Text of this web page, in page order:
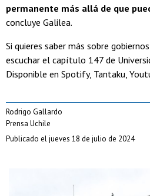
permanente más allá de que
concluye Galilea.
Si quieres saber más sobre
escuchar el capítulo 147 de
Disponible en Spotify, Tantaku,
Rodrigo Gallardo
Prensa Uchile
Publicado el jueves 18 de julio de 2024